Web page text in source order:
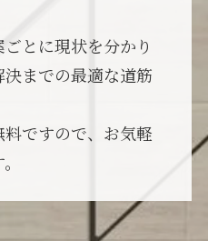
とに現状を分かり
までの最適な道筋
ですので、お気軽